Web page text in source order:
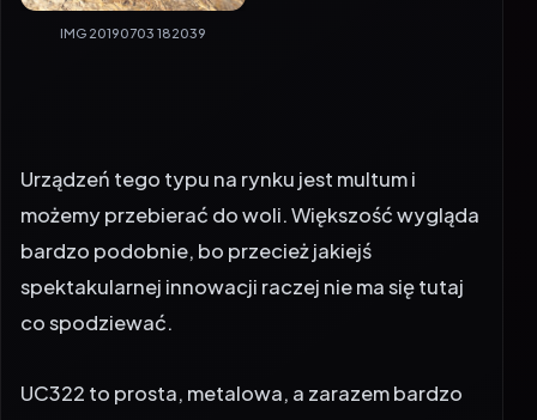
IMG 20190703 182039
możemy przebierać do woli. Większość wygląda
bardzo podobnie, bo przecież jakiejś
spektakularnej innowacji raczej nie ma się tutaj
co spodziewać.
solidna konstrukcja w zielono-srebrnym kolorze.